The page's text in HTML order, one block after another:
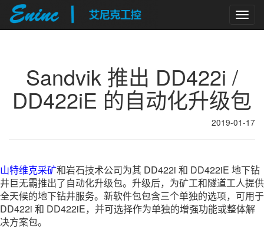
Sandvik 推出 DD422i /
DD422iE 的自动化升级包
2019-01-17
山特维克采矿和岩石技术公司为其 DD422i 和 DD422iE 地下钻
井巨无霸推出了自动化升级包。升级后，为矿工和隧道工人提供
全天候的地下钻井服务。新软件包包含三个单独的选项，可用于
DD422i 和 DD422iE，并可选择作为单独的增强功能或整体解
决方案包。